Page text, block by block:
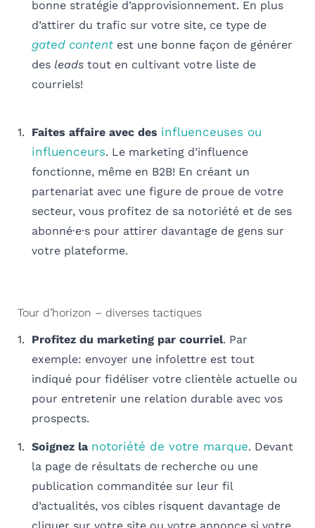
bonne stratégie d’approvisionnement. En plus
d’attirer du trafic sur votre site, ce type de
gated content est une bonne façon de générer
des leads tout en cultivant votre liste de
courriels!
Faites affaire avec des influenceuses ou
influenceurs. Le marketing d’influence
fonctionne, même en B2B! En créant un
partenariat avec une figure de proue de votre
secteur, vous profitez de sa notoriété et de ses
abonné·e·s pour attirer davantage de gens sur
votre plateforme.
Tour d’horizon – diverses tactiques
Profitez du marketing par courriel. Par
exemple: envoyer une infolettre est tout
indiqué pour fidéliser votre clientèle actuelle ou
pour entretenir une relation durable avec vos
prospects.
Soignez la notoriété de votre marque. Devant
la page de résultats de recherche ou une
publication commanditée sur leur fil
d’actualités, vos cibles risquent davantage de